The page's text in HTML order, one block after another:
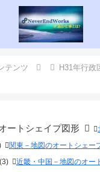
テンツ
H31年行政
ートシェイプ図形
関東－地図のオートシェー
(3) 近畿・中国－地図のオー